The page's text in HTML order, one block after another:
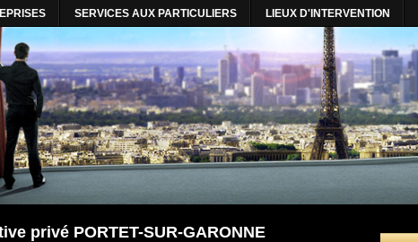
SERVICES AUX PARTICULIERS LIEUX D'INTERVENTION
privé PORTET-SUR-GARONNE